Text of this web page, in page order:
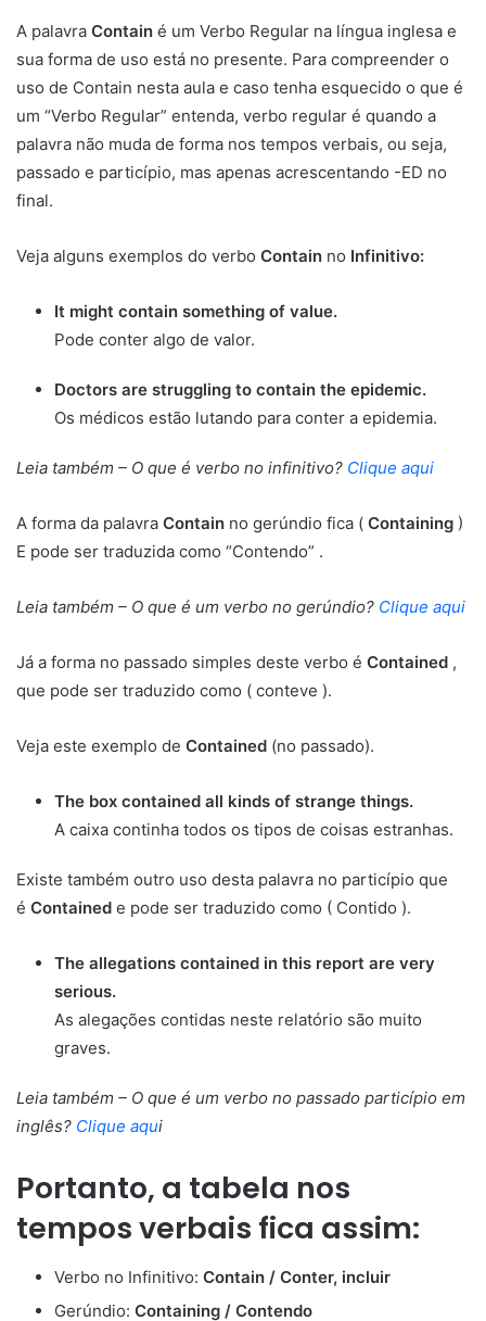
A palavra Contain é um Verbo Regular na língua inglesa e
sua forma de uso está no presente. Para compreender o
uso de Contain nesta aula e caso tenha esquecido o que é
um “Verbo Regular” entenda, verbo regular é quando a
palavra não muda de forma nos tempos verbais, ou seja,
passado e particípio, mas apenas acrescentando -ED no
final.
Veja alguns exemplos do verbo Contain no Infinitivo:
It might contain something of value.
Pode conter algo de valor.
Doctors are struggling to contain the epidemic.
Os médicos estão lutando para conter a epidemia.
Leia também – O que é verbo no infinitivo? Clique aqui
A forma da palavra Contain no gerúndio fica ( Containing )
E pode ser traduzida como “Contendo” .
Leia também – O que é um verbo no gerúndio? Clique aqui
Já a forma no passado simples deste verbo é Contained ,
que pode ser traduzido como ( conteve ).
Veja este exemplo de Contained (no passado).
The box contained all kinds of strange things.
A caixa continha todos os tipos de coisas estranhas.
Existe também outro uso desta palavra no particípio que
é Contained e pode ser traduzido como ( Contido ).
The allegations contained in this report are very
serious.
As alegações contidas neste relatório são muito
graves.
Leia também – O que é um verbo no passado particípio em
inglês? Clique aqui
Portanto, a tabela nos
tempos verbais fica assim:
Verbo no Infinitivo: Contain / Conter, incluir
Gerúndio: Containing / Contendo